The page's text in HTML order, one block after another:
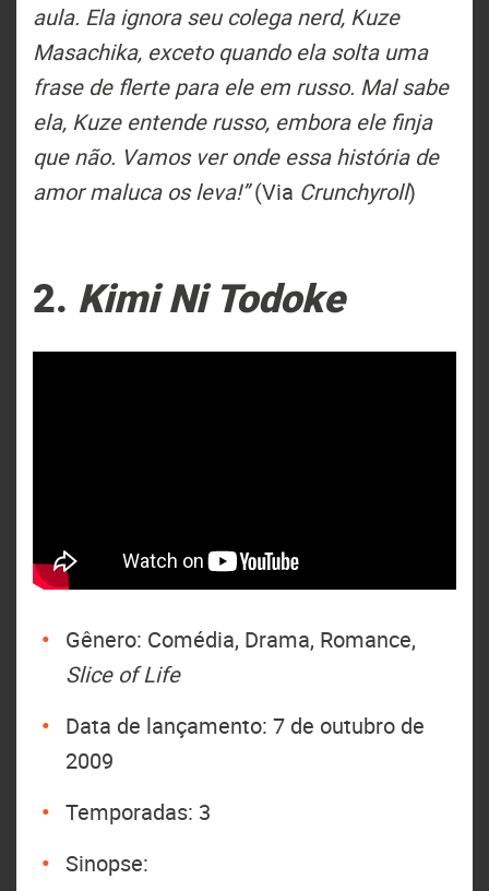
aula. Ela ignora seu colega nerd, Kuze
Masachika, exceto quando ela solta uma
frase de flerte para ele em russo. Mal sabe
ela, Kuze entende russo, embora ele finja
que não. Vamos ver onde essa história de
amor maluca os leva!”(Via Crunchyroll)
2. Kimi Ni Todoke
Gênero: Comédia, Drama, Romance,
Slice of Life
Data de lançamento: 7 de outubro de
2009
Temporadas: 3
Sinopse: